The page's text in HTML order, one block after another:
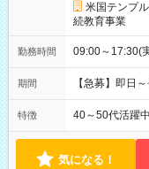
米国テンプ
続教育事業
勤務時間 09:00～17:30(
期間 【急募】即日
特徴 40～50代活躍中
気になる！